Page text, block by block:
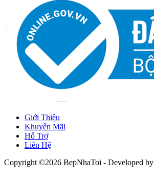
Giới Thiệu
Khuyến Mãi
Hỗ Trợ
Liên Hệ
Copyright ©2026 BepNhaToi - Developed by